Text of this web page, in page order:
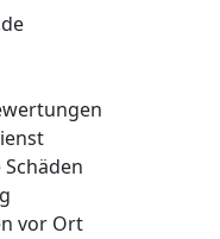
vor Ort